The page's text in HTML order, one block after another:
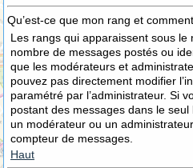
Qu’est-ce que mon rang et
Les rangs qui apparaissent sous le
nombre de messages postés ou
que les modérateurs et
pouvez pas directement modifier
paramétré par l’administrateur. Si
postant des messages dans le seul
un modérateur ou un
compteur de messages.
Haut